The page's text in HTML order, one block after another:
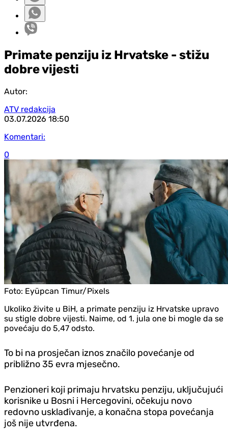
Primate penziju iz Hrvatske - stižu
dobre vijesti
Autor:
ATV redakcija
03.07.2026 18:50
Komentari:
0
Foto: Eyüpcan Timur/Pixels
Ukoliko živite u BiH, a primate penziju iz Hrvatske upravo
su stigle dobre vijesti. Naime, od 1. jula one bi mogle da se
povećaju do 5,47 odsto.
To bi na prosječan iznos značilo povećanje od
približno 35 evra mjesečno.
Penzioneri koji primaju hrvatsku penziju, uključujući
korisnike u Bosni i Hercegovini, očekuju novo
redovno usklađivanje, a konačna stopa povećanja
još nije utvrđena.